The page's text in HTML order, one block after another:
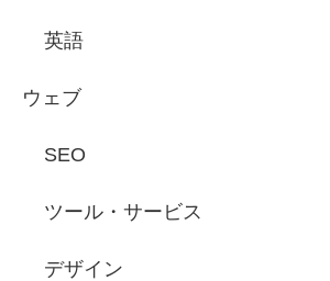
英語
ウェブ
SEO
ツール・サービス
デザイン